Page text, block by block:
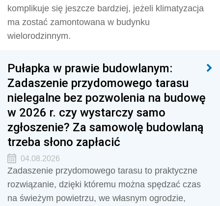
komplikuje się jeszcze bardziej, jeżeli klimatyzacja
ma zostać zamontowana w budynku
wielorodzinnym.
Pułapka w prawie budowlanym:
Zadaszenie przydomowego tarasu
nielegalne bez pozwolenia na budowę
w 2026 r. czy wystarczy samo
zgłoszenie? Za samowolę budowlaną
trzeba słono zapłacić
04.08.2026
Zadaszenie przydomowego tarasu to praktyczne
rozwiązanie, dzięki któremu można spędzać czas
na świeżym powietrzu, we własnym ogrodzie,